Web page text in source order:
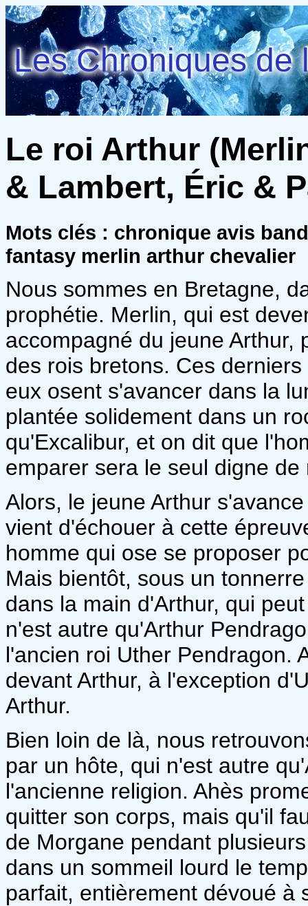
Les Chroniques de
Le roi Arthur
& Lambert, Éric &
Mots clés : chronique avis
fantasy merlin arthur chevalier
Nous sommes en Bretagne,
prophétie. Merlin, qui est
accompagné du jeune Arthur,
des rois bretons. Ces
eux osent s'avancer dans la
plantée solidement dans un
qu'Excalibur, et on dit que
emparer sera le seul digne
Alors, le jeune Arthur
vient d'échouer à cette
homme qui ose se proposer
Mais bientôt, sous un
dans la main d'Arthur, qui
n'est autre qu'Arthur
l'ancien roi Uther Pendragon.
devant Arthur, à l'exception
Arthur.
Bien loin de là, nous
par un hôte, qui n'est autre
l'ancienne religion. Ahès
quitter son corps, mais qu'il
de Morgane pendant
dans un sommeil lourd le
parfait, entièrement dévoué à